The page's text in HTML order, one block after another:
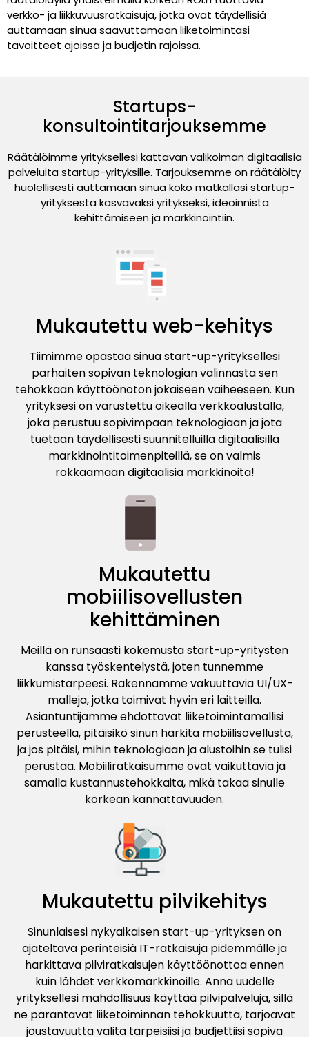
verkko- ja liikkuvuusratkaisuja, jotka ovat täydellisiä
auttamaan sinua saavuttamaan liiketoimintasi
tavoitteet ajoissa ja budjetin rajoissa.
Startups-
konsultointitarjouksemme
Räätälöimme yrityksellesi kattavan valikoiman digitaalisia
palveluita startup-yrityksille. Tarjouksemme on räätälöity
huolellisesti auttamaan sinua koko matkallasi startup-
yrityksestä kasvavaksi yritykseksi, ideoinnista
kehittämiseen ja markkinointiin.
Mukautettu web-kehitys
Tiimimme opastaa sinua start-up-yrityksellesi
parhaiten sopivan teknologian valinnasta sen
tehokkaan käyttöönoton jokaiseen vaiheeseen. Kun
yrityksesi on varustettu oikealla verkkoalustalla,
joka perustuu sopivimpaan teknologiaan ja jota
tuetaan täydellisesti suunnitelluilla digitaalisilla
markkinointitoimenpiteillä, se on valmis
rokkaamaan digitaalisia markkinoita!
Mukautettu
mobiilisovellusten
kehittäminen
Meillä on runsaasti kokemusta start-up-yritysten
kanssa työskentelystä, joten tunnemme
liikkumistarpeesi. Rakennamme vakuuttavia UI/UX-
malleja, jotka toimivat hyvin eri laitteilla.
Asiantuntijamme ehdottavat liiketoimintamallisi
perusteella, pitäisikö sinun harkita mobiilisovellusta,
ja jos pitäisi, mihin teknologiaan ja alustoihin se tulisi
perustaa. Mobiiliratkaisumme ovat vaikuttavia ja
samalla kustannustehokkaita, mikä takaa sinulle
korkean kannattavuuden.
Mukautettu pilvikehitys
Sinunlaisesi nykyaikaisen start-up-yrityksen on
ajateltava perinteisiä IT-ratkaisuja pidemmälle ja
harkittava pilviratkaisujen käyttöönottoa ennen
kuin lähdet verkkomarkkinoille. Anna uudelle
yrityksellesi mahdollisuus käyttää pilvipalveluja, sillä
ne parantavat liiketoiminnan tehokkuutta, tarjoavat
joustavuutta valita tarpeisiisi ja budjettiisi sopiva